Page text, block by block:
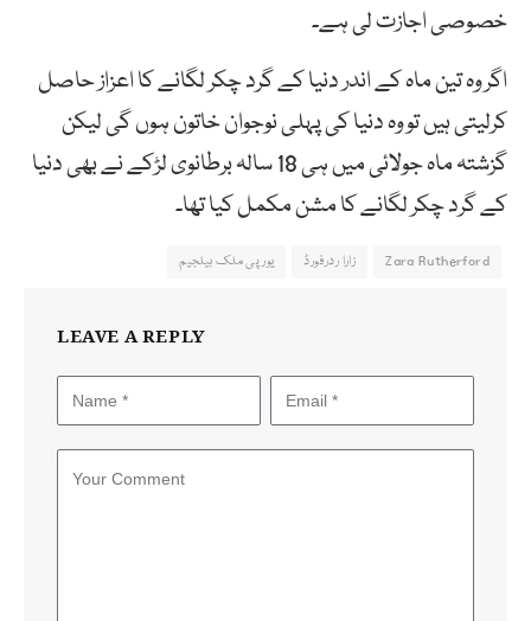
خصوصی اجازت لی ہے۔
اگر وہ تین ماہ کے اندر دنیا کے گرد چکر لگانے کا اعزاز حاصل
کرلیتی ہیں تو وہ دنیا کی پہلی نوجوان خاتون ہوں گی لیکن
گزشتہ ماہ جولائی میں ہی 18 سالہ برطانوی لڑکے نے بھی دنیا
کے گرد چکر لگانے کا مشن مکمل کیا تھا۔
Zara Rutherford زارا ردرفورڈ یورپی ملک بیلجیم
LEAVE A REPLY